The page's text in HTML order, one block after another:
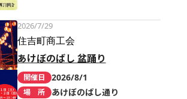
2026/7/29
住吉町商工会
あけぼのばし 盆踊り
開催日 2026/8/1
場 所 あけぼのばし通り